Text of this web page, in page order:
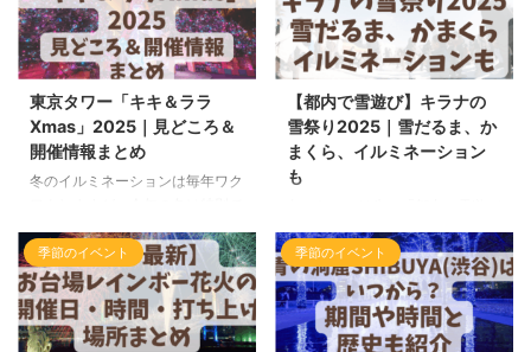
ワーズ2025は「横浜 ...
ルールを学べる本格的な乗り物コ
ース、モルモットやポニーとのふ
れあい、雨の日でも安心の屋内施
設まで勢ぞろい。 しかも 入園料
もアクティビティも全部無料！
週末のおでかけ、どこに行こう？
と迷った時や、ディズニーの前後
にちょっと遊びたい…そんな時に
いようにアクセス・施設内容・お
すすめポイント・注意事項をま ...
んなで味わう」そんな“参加型”の
クリスマスが人気です。 この記
事では、東京でサンタさんと出会
える & 一緒に楽しめるイベント
情報をご紹介します。 家族や友
達、大切な人と、行ってみたい！
と思えるクリスマスを、いまから
予定に入れてみませんか？
まず注目したいのは ...
東京タワー「キキ＆ララ
Xmas」2025｜見どころ＆
開催情報まとめ
冬のイルミネーションは毎年ワク
ター リトルツインスターズ（キ
キ＆ララ）の50周年を祝うスペ
シャルイベントが、東京タワーで
開催されるからです！ ピンクと
水色の夢のような光に包まれた空
【都内で雪遊び】キラナの
雪祭り2025｜雪だるま、か
まくら、イルミネーション
も
ができたらいいのに…」と思った
ことはありませんか？ そんな願
いを叶えてくれるのが、豊洲で開
催される「キラナの雪祭り
2025」です。 会場には、ふわふ
わの雪原エリア、雪だるま作り、
季節のイベント 季節のイベント